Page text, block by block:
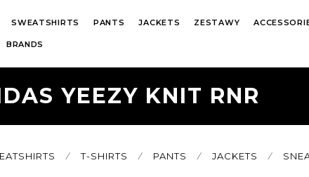
SWEATSHIRTS PANTS JACKETS ZESTAWY
BRANDS
YEEZY KNIT RNR
⁄ T-SHIRTS ⁄ PANTS ⁄ JACKETS ⁄